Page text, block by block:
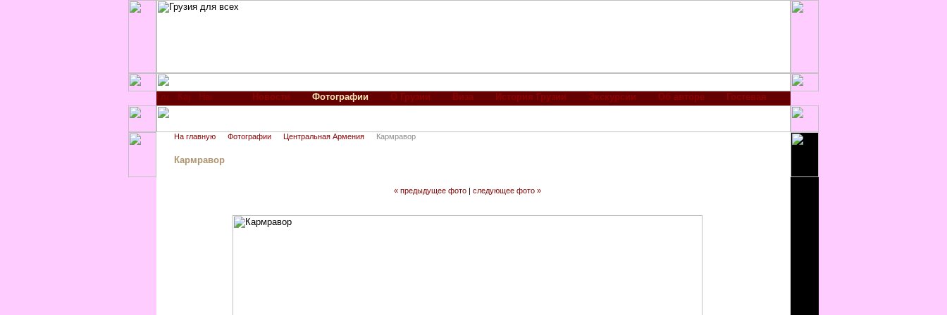
Новости Фотографии О Грузии Виза История Грузии Экскурсии Об авторе Гостевая
На главную Фотографии Центральная Армения Кармравор
Кармравор
« предыдущее фото | следующее фото »